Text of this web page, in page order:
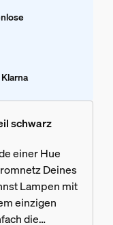
schwarz
einer Hue
Deines
Lampen mit
einzigen
die